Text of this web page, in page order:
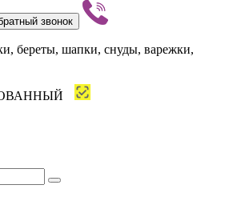
звонок
береты, шапки, снуды, варежки,